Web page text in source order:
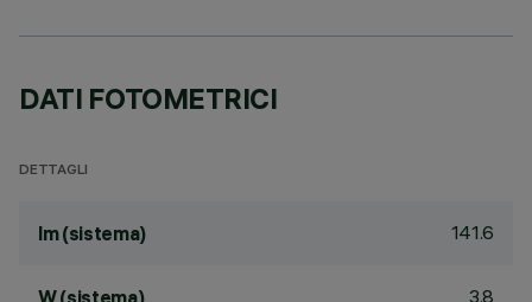
DATI FOTOMETRICI
DETTAGLI
lm (sistema) 141.6
W (sistema) 3.8